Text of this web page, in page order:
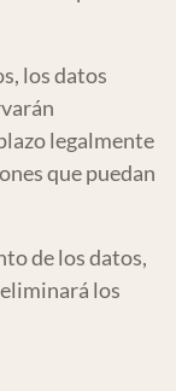
los datos
legalmente
que puedan
de los datos,
los